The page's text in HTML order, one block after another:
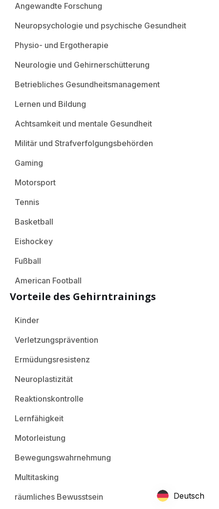
Angewandte Forschung
Neuropsychologie und psychische Gesundheit
Physio- und Ergotherapie
Neurologie und Gehirnerschütterung
Betriebliches Gesundheitsmanagement
Lernen und Bildung
Achtsamkeit und mentale Gesundheit
Militär und Strafverfolgungsbehörden
Gaming
Motorsport
Tennis
Basketball
Eishockey
Fußball
American Football
Vorteile des Gehirntrainings
Kinder
Verletzungsprävention
Ermüdungsresistenz
Neuroplastizität
Reaktionskontrolle
Lernfähigkeit
Motorleistung
Bewegungswahrnehmung
Multitasking
räumliches Bewusstsein
Deutsch